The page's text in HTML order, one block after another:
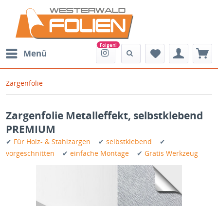
Menü
Zargenfolie
Zargenfolie Metalleffekt, selbstklebend
PREMIUM
✔ Für Holz- & Stahlzargen ✔ selbstklebend ✔
vorgeschnitten ✔ einfache Montage ✔ Gratis Werkzeug